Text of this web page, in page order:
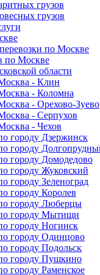
грузов
грузов
по Москве
по Москве
области
- Клин
- Коломна
- Орехово-Зуево
- Серпухов
- Чехов
городу Дзержинск
городу
городу Домодедово
городу Жуковский
городу Зеленоград
городу Королев
городу Люберцы
городу Мытищи
городу Ногинск
городу Одинцово
городу Подольск
городу Пушкино
городу Раменское